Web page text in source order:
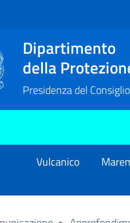
Dipartimento
della
Presidenza del
Vulcanico